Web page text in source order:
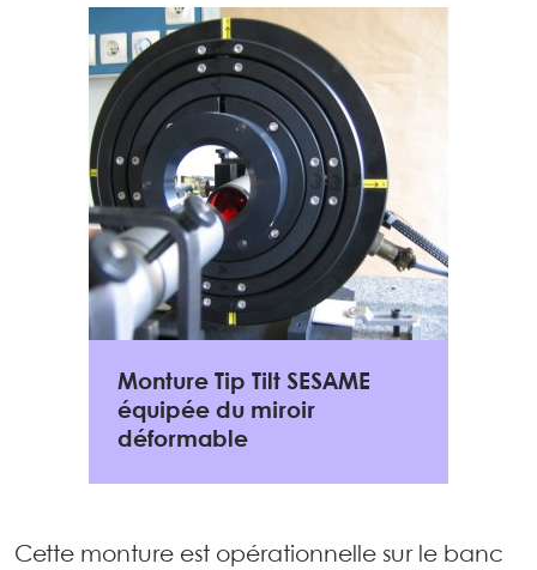
Monture Tip Tilt SESAME
équipée du miroir
déformable
Cette monture est opérationnelle sur le banc